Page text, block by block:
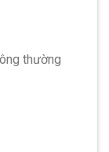
thường